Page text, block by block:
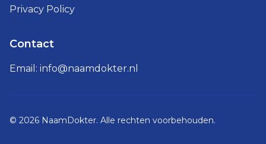
Privacy Policy
Contact
Email: info@naamdokter.nl
© 2026 NaamDokter. Alle rechten voorbehouden.